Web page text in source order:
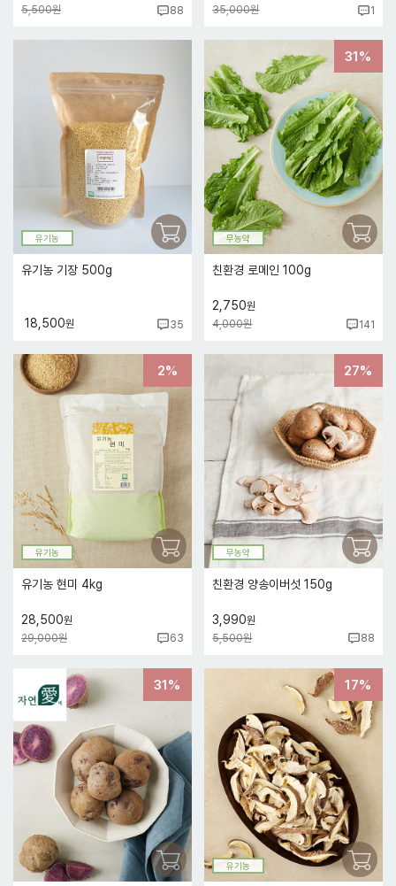
5,500원
88
35,000원
1
유기농
유기농 기장 500g
18,500원 35
31%
무농약
친환경 로메인 100g
2,750원
4,000원
141
2%
유기농
유기농 현미 4kg
28,500원
29,000원
63
27%
무농약
친환경 양송이버섯 150g
3,990원
5,500원
88
31% 17%
유기농